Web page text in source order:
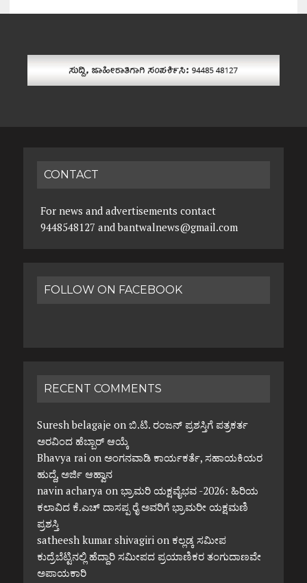
CONTACT
For news and advertisements contact
9448548127 and bantwalnews@gmail.com
FOLLOW ON FACEBOOK
RECENT COMMENTS
Suresh belagaje on ಬಿ.ಟಿ. ರಂಜನ್ ಪ್ರಶಸ್ತಿಗೆ ಪತ್ರಕರ್ತ
ಅರವಿಂದ ಹೆಬ್ಬಾರ್ ಆಯ್ಕೆ
Bhavya raion ಅಂಗನವಾಡಿ ಕಾರ್ಯಕರ್ತೆ, ಸಹಾಯಕಿಯರ
ಹುದ್ದೆ, ಅರ್ಜಿ ಆಹ್ವಾನ
navin acharya on ಭ್ರಾಮರಿ ಯಕ್ಷವೈಭವ -2026: ಹಿರಿಯ
ಕಲಾವಿದ ಕೆ.ಎಚ್ ದಾಸಪ್ಪ ರೈ ಅವರಿಗೆ ಭ್ರಾಮರೀ ಯಕ್ಷಮಣಿ
ಪ್ರಶಸ್ತಿ
satheesh kumar shivagirion ಕಲ್ಲಡ್ಕ ಸಮೀಪ
ಕುದ್ರೆಬೆಟ್ಟಿನಲ್ಲಿ ಹೆದ್ದಾರಿ ಸಮೀಪದ ಪ್ರಯಾಣಿಕರ ತಂಗುದಾಣವೇ
ಅಪಾಯಕಾರಿ